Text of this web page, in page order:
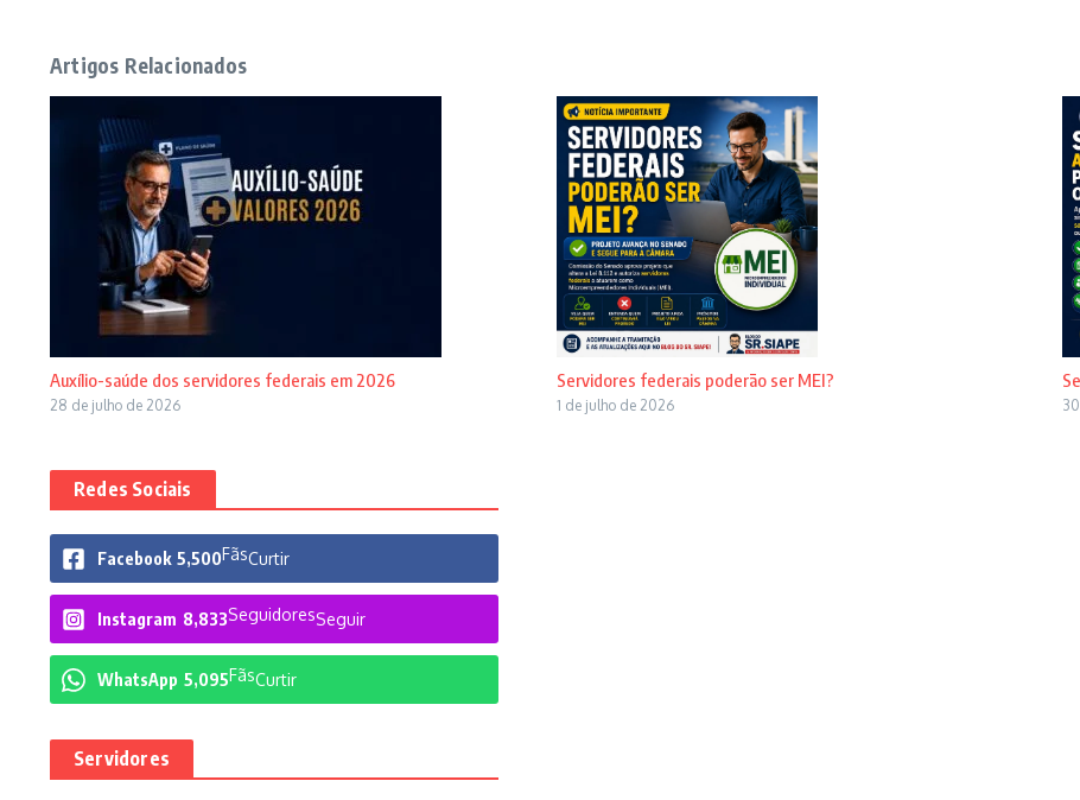
Artigos Relacionados
Auxílio-saúde dos servidores federais em 2026
28 de julho de 2026
Servidores federais poderão ser MEI?
1 de julho de 2026
Redes Sociais
Facebook 5,500FãsCurtir
Instagram 8,833SeguidoresSeguir
WhatsApp 5,095FãsCurtir
Servidores